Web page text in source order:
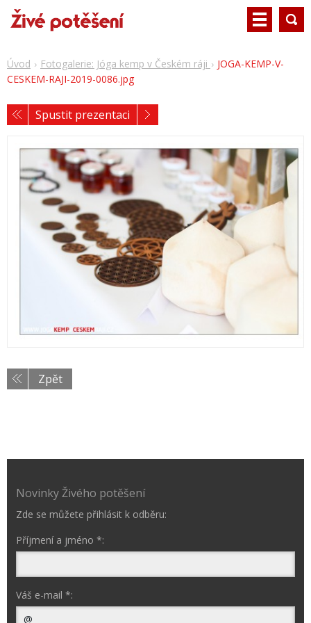
Úvod Fotogalerie: Jóga kemp v Českém ráji
JOGA-KEMP-V-
CESKEM-RAJI-2019-0086.jpg
Spustit prezentaci
Zpět
Novinky Živého potěšení
Zde se můžete přihlásit k odběru:
Příjmení a jméno *:
Váš e-mail *: